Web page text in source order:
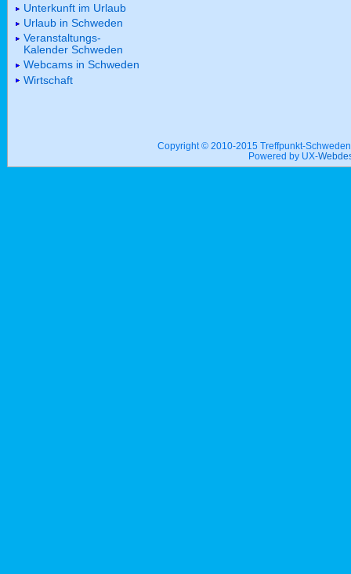
Unterkunft im Urlaub
Urlaub in Schweden
Veranstaltungs-
Kalender Schweden
Webcams in Schweden
Wirtschaft
Copyright © 2010-2015 Treffpunkt-
Powered by UX-